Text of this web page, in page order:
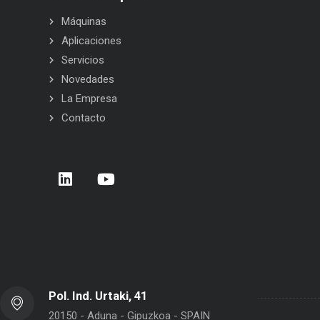
Máquinas
Aplicaciones
Servicios
Novedades
La Empresa
Contacto
Pol. Ind. Urtaki, 41
20150 - Aduna - Gipuzkoa - SPAIN